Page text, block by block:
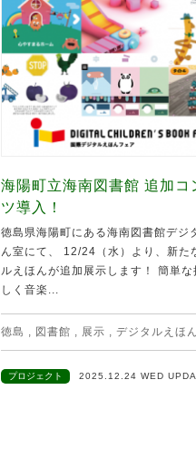
海陽町立海南図書館 追加コ
ツ導入！
徳島県海陽町にある海南図書館デジ
ん室にて、 12/24（水）より、新た
ルえほんが追加展示します！ 簡単な
しく音楽...
徳島 , 図書館 , 展示 , デジタルえほん
プロジェクト 2025.12.24 WED